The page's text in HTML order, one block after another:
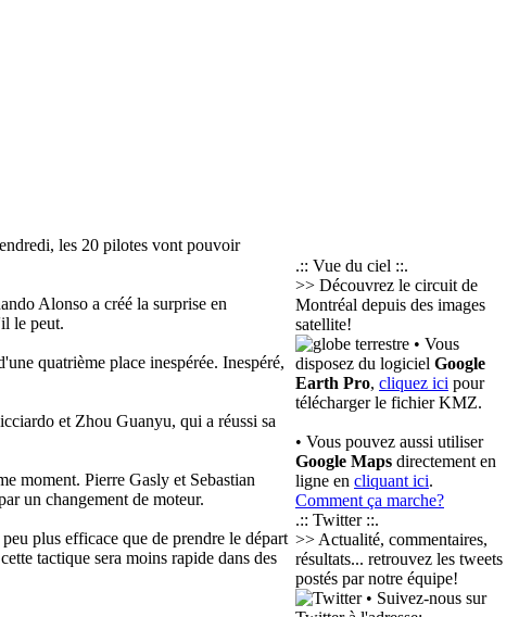
les 20 pilotes vont pouvoir
Alonso a créé la surprise en
le peut.
quatrième place inespérée. Inespéré,
et Zhou Guanyu, qui a réussi sa
moment. Pierre Gasly et Sebastian
un changement de moteur.
plus efficace que de prendre le départ
tactique sera moins rapide dans des
.:: Vue du ciel ::.
>> Découvrez le circuit de
Montréal depuis des images
satellite!
• Vous
disposez du logiciel Google
Earth Pro, cliquez ici pour
télécharger le fichier KMZ.
• Vous pouvez aussi utiliser
Google Maps directement en
ligne en cliquant ici.
Comment ça marche?
.:: Twitter ::.
>> Actualité, commentaires,
résultats... retrouvez les tweets
postés par notre équipe!
• Suivez-nous sur